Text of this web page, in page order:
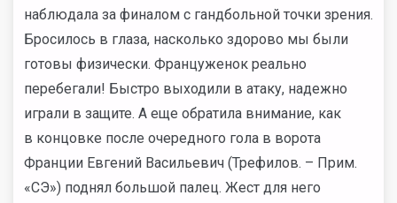
наблюдала за финалом с гандбольной точки зрения.
Бросилось в глаза, насколько здорово мы были
готовы физически. Француженок реально
перебегали! Быстро выходили в атаку, надежно
играли в защите. А еще обратила внимание, как
в концовке после очередного гола в ворота
Франции Евгений Васильевич (Трефилов. – Прим.
«СЭ») поднял большой палец. Жест для него